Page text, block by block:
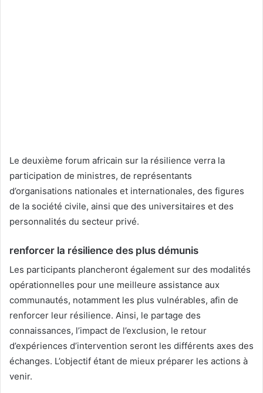
Le deuxième forum africain sur la résilience verra la
participation de ministres, de représentants
d’organisations nationales et internationales, des figures
de la société civile, ainsi que des universitaires et des
personnalités du secteur privé.
renforcer la résilience des plus démunis
Les participants plancheront également sur des modalités
opérationnelles pour une meilleure assistance aux
communautés, notamment les plus vulnérables, afin de
renforcer leur résilience. Ainsi, le partage des
connaissances, l’impact de l’exclusion, le retour
d’expériences d’intervention seront les différents axes des
échanges. L’objectif étant de mieux préparer les actions à
venir.